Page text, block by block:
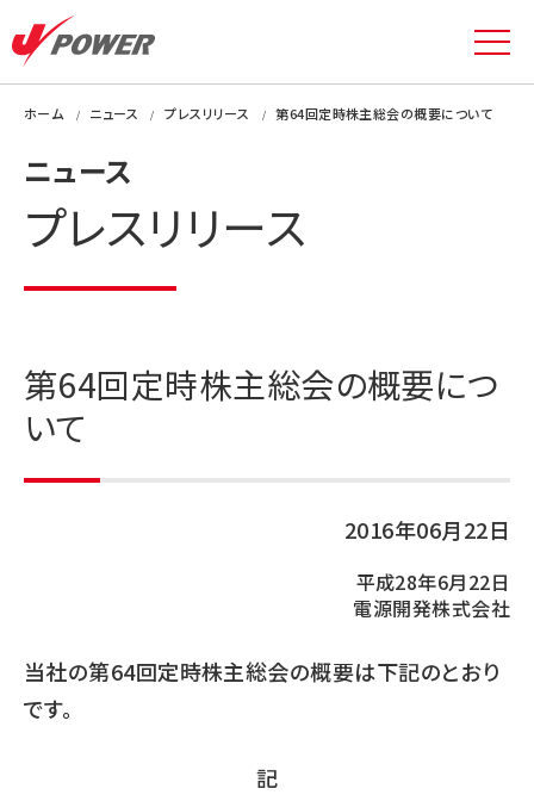
ホーム ニュース プレスリリース 第64回定時株主総会の概要について
ニュース
プレスリリース
第64回定時株主総会の概要につ
いて
2016年06月22日
平成28年6月22日
電源開発株式会社
当社の第64回定時株主総会の概要は下記のとおり
です。
記